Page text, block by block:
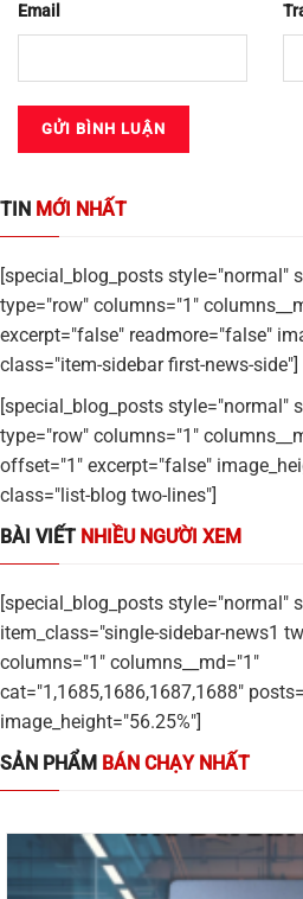
Email
TIN MỚI NHẤT
[special_blog_posts style="normal"
type="row" columns="1"
excerpt="false" readmore="false"
class="item-sidebar first-news-side"]
[special_blog_posts style="normal"
type="row" columns="1"
offset="1" excerpt="false"
class="list-blog two-lines"]
BÀI VIẾT NHIỀU NGƯỜI XEM
[special_blog_posts style="normal"
item_class="single-sidebar-news1
columns="1" columns__md="1"
cat="1,1685,1686,1687,1688"
image_height="56.25%"]
SẢN PHẨM BÁN CHẠY NHẤT